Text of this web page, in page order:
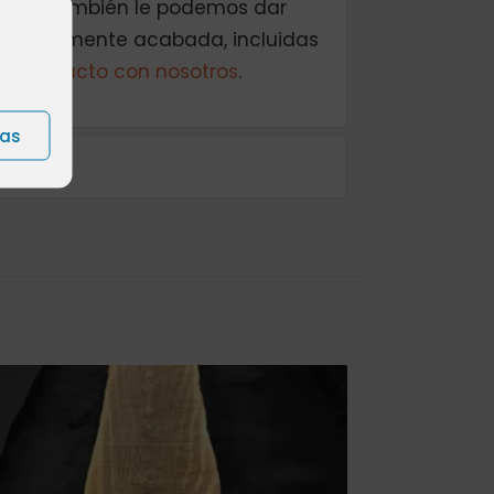
también le podemos dar
acabada, incluidas
contacto con nosotros.